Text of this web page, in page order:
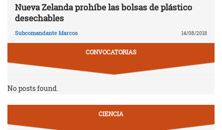
Nueva Zelanda prohíbe las bolsas de plástico
desechables
Subcomandante Marcos 14/08/2018
CONVOCATORIAS
No posts found.
CIENCIA